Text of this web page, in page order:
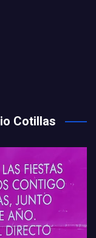
Cotillas